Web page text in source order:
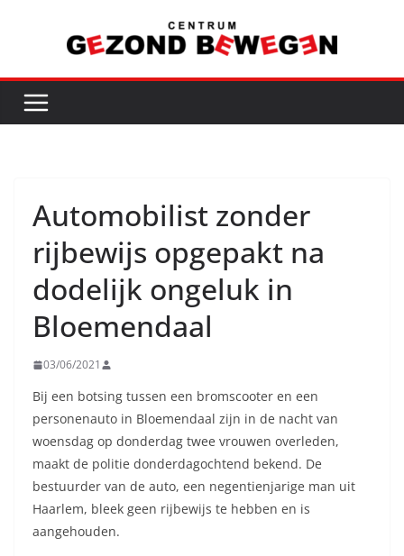
inhoud
Automobilist zonder
rijbewijs opgepakt na
dodelijk ongeluk in
Bloemendaal
03/06/2021
Bij een botsing tussen een bromscooter en een
personenauto in Bloemendaal zijn in de nacht van
woensdag op donderdag twee vrouwen overleden,
maakt de politie donderdagochtend bekend. De
bestuurder van de auto, een negentienjarige man uit
Haarlem, bleek geen rijbewijs te hebben en is
aangehouden.